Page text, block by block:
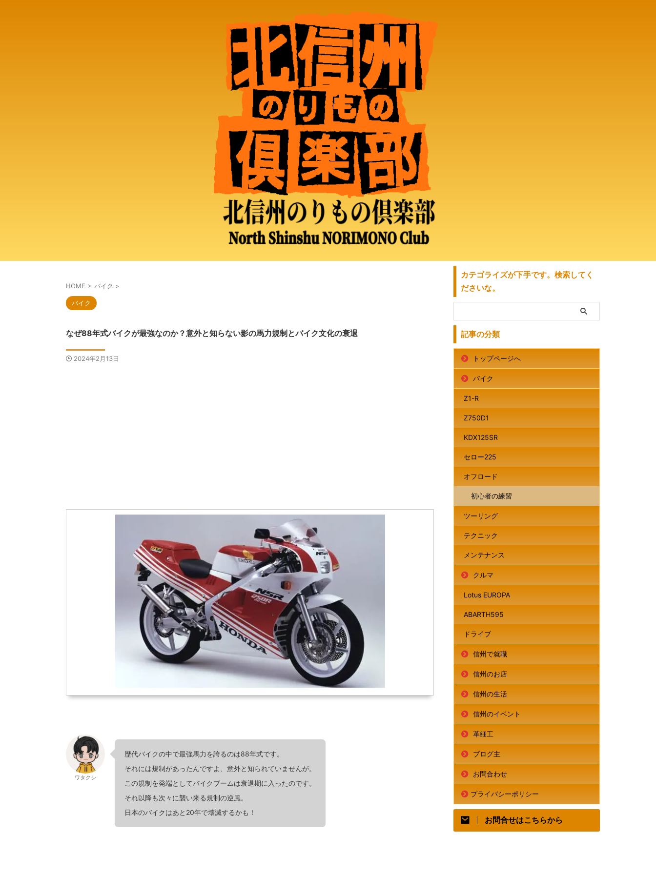
HOME > バイク >
バイク
なぜ88年式バイクが最強なのか？意外と知らない影の馬力規制とバイク文化の衰退
2024年2月13日
ワタクシ
歴代バイクの中で最強馬力を誇るのは88年式です。
それには規制があったんですよ、意外と知られていませんが。
この規制を発端としてバイクブームは衰退期に入ったのです。
それ以降も次々に襲い来る規制の逆風。
日本のバイクはあと20年で壊滅するかも！
カテゴライズが下手です。検索してく
ださいな。
記事の分類
トップページへ
バイク
Z1-R
Z750D1
KDX125SR
セロー225
オフロード
初心者の練習
ツーリング
テクニック
メンテナンス
クルマ
Lotus EUROPA
ABARTH595
ドライブ
信州で就職
信州のお店
信州の生活
信州のイベント
革細工
ブログ主
お問合わせ
プライバシーポリシー
お問合せはこちらから